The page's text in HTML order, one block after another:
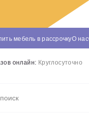
мебель в рассрочкуО нас
онлайн: Круглосуточно